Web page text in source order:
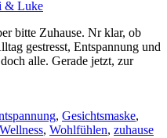
bitte Zuhause. Nr klar, ob
gestresst, Entspannung und
alle. Gerade jetzt, zur
, Gesichtsmaske,
Wellness, Wohlfühlen, zuhause